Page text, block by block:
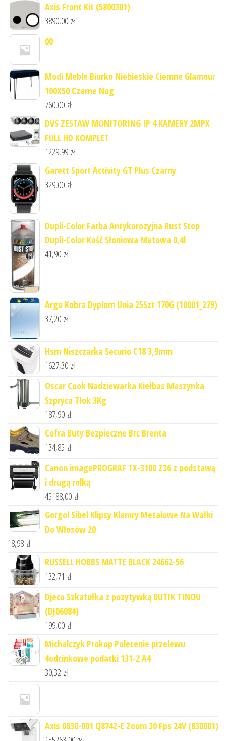
Axis Front Kit (5800301)
3890,00 zł
00
Modi Meble Biurko Niebieskie Ciemne Glamour
100X50 Czarne Nog
760,00 zł
DVS ZESTAW MONITORING IP 4 KAMERY 2MPX
FULL HD KOMPLET
1229,99 zł
Garett Sport Activity GT Plus Czarny
329,00 zł
Dupli-Color Farba Antykorozyjna Rust Stop
Dupli-Color Kość Słoniowa Matowa 0,4l
41,90 zł
Argo Kobra Dyplom Unia 25Szt 170G (10001_279)
37,20 zł
Hsm Niszczarka Securio C18 3,9mm
1627,30 zł
Oscar Cook Nadziewarka Kiełbas Maszynka
Szpryca Tłok 3Kg
187,90 zł
Cofra Buty Bezpieczne Brc Brenta
134,85 zł
Canon imagePROGRAF TX-3100 Z36 z podstawą
i drugą rolką
45188,00 zł
Gorgol Sibel Klipsy Klamry Metalowe Na Wałki
Do Włosów 20
18,98 zł
RUSSELL HOBBS MATTE BLACK 24662-56
132,71 zł
Djeco Szkatułka z pozytywką BUTIK TINOU
(DJ06084)
199,00 zł
Michalczyk Prokop Polecenie przelewu
4odcinkowe podatki 131-2 A4
30,32 zł
Axis 0830-001 Q8742-E Zoom 30 Fps 24V (830001)